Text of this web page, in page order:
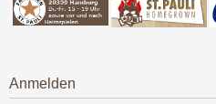
Anmelden